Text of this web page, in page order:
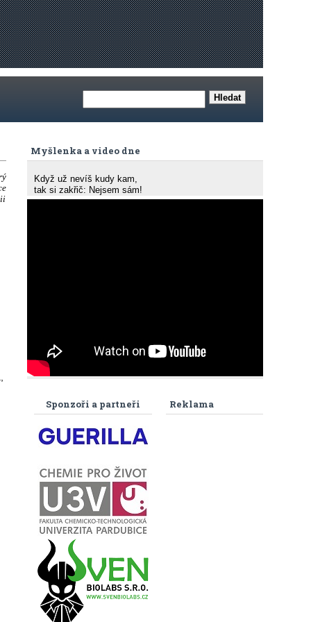
Myšlenka a video dne
Když už nevíš kudy kam,
tak si zakřič: Nejsem sám!
Reklama
Sponzoři a partneři